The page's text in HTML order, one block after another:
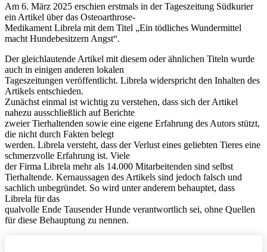
Am 6. März 2025 erschien erstmals in der Tageszeitung Südkurier
ein Artikel über das Osteoarthrose-
Medikament Librela mit dem Titel „Ein tödliches Wundermittel
macht Hundebesitzern Angst“.
Der gleichlautende Artikel mit diesem oder ähnlichen Titeln wurde
auch in einigen anderen lokalen
Tageszeitungen veröffentlicht. Librela widerspricht den Inhalten des
Artikels entschieden.
Zunächst einmal ist wichtig zu verstehen, dass sich der Artikel
nahezu ausschließlich auf Berichte
zweier Tierhaltenden sowie eine eigene Erfahrung des Autors stützt,
die nicht durch Fakten belegt
werden. Librela versteht, dass der Verlust eines geliebten Tieres eine
schmerzvolle Erfahrung ist. Viele
der Firma Librela mehr als 14.000 Mitarbeitenden sind selbst
Tierhaltende. Kernaussagen des Artikels sind jedoch falsch und
sachlich unbegründet. So wird unter anderem behauptet, dass
Librela für das
qualvolle Ende Tausender Hunde verantwortlich sei, ohne Quellen
für diese Behauptung zu nennen.